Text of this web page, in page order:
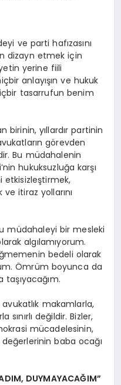
ve parti hafızasını
dizayn etmek için
yerine fiili
anlayışın ve hukuk
tasarrufun benim
birinin, yıllardır partinin
görevden
Bu müdahalenin
hukuksuzluğa karşı
itiraz yollarını
müdahaleyi bir mesleki
algılamıyorum.
bedeli olarak
Ömrüm boyunca da
taşıyacağım.
makamlarla,
değildir. Bizler,
mücadelesinin,
baba ocağı
DUYMAYACAĞIM”